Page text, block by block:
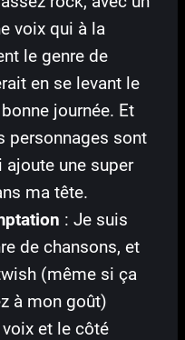
voix qui à la
le genre de
en se levant le
journée. Et
personnages sont
une super
ma tête.
: Je suis
de chansons, et
(même si ça
à mon goût)
et le côté